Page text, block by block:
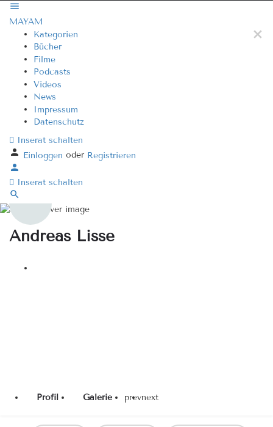
MAYAM
Kategorien
Bücher
Filme
Podcasts
Videos
News
Impressum
Datenschutz
Inserat schalten
Einloggen oder Registrieren
Inserat schalten
Andreas Lisse
Profil Galerie prevnext